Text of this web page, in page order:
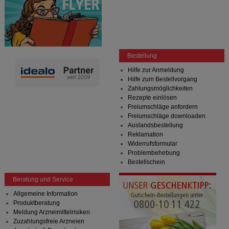
Bestellung
Hilfe zur Anmeldung
Hilfe zum Bestellvorgang
Zahlungsmöglichkeiten
Rezepte einlösen
Freiumschläge anfordern
Freiumschläge downloaden
Auslandsbestellung
Reklamation
Widerrufsformular
Problembehebung
Bestellschein
Beratung und Service
Allgemeine Information
Produktberatung
Meldung Arzneimittelrisiken
Zuzahlungsfreie Arzneien